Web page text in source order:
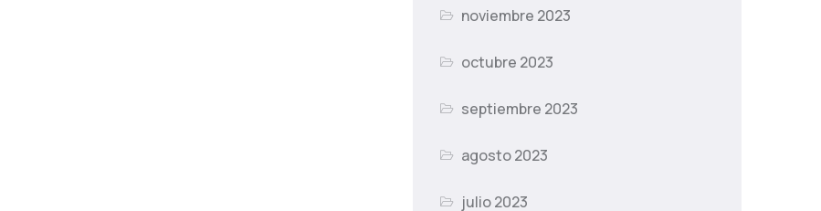
noviembre 2023
octubre 2023
septiembre 2023
agosto 2023
julio 2023